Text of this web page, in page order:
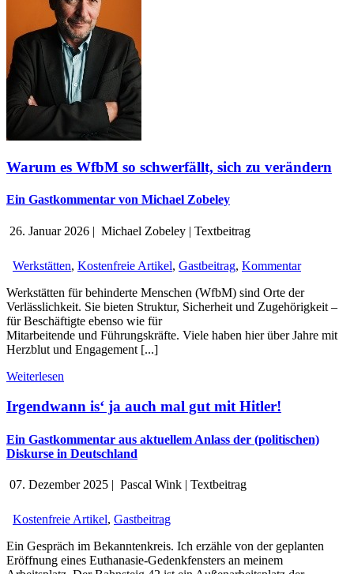
Warum es WfbM so schwerfällt, sich zu verändern
Ein Gastkommentar von Michael Zobeley
26. Januar 2026 | Michael Zobeley | Textbeitrag
Werkstätten, Kostenfreie Artikel, Gastbeitrag, Kommentar
Werkstätten für behinderte Menschen (WfbM) sind Orte der
Verlässlichkeit. Sie bieten Struktur, Sicherheit und Zugehörigkeit –
für Beschäftigte ebenso wie für
Mitarbeitende und Führungskräfte. Viele haben hier über Jahre mit
Herzblut und Engagement [...]
Weiterlesen
Irgendwann is‘ ja auch mal gut mit Hitler!
Ein Gastkommentar aus aktuellem Anlass der (politischen)
Diskurse in Deutschland
07. Dezember 2025 | Pascal Wink | Textbeitrag
Kostenfreie Artikel, Gastbeitrag
Ein Gespräch im Bekanntenkreis. Ich erzähle von der geplanten
Eröffnung eines Euthanasie-Gedenkfensters an meinem